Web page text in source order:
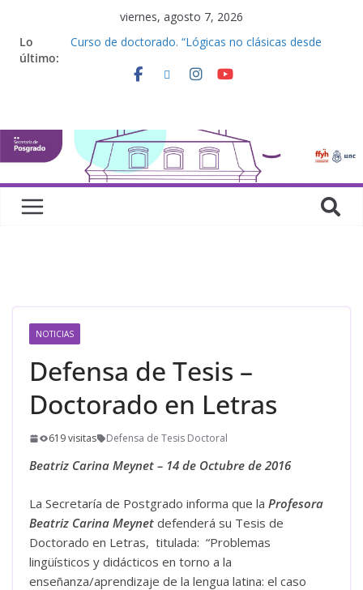
viernes, agosto 7, 2026
Lo
último:
Curso de doctorado. “Lógicas no clásicas desde
Seminario de posgrado. “Debates Actuales en
Curso de doctorado “Mirar, juzgar, sentir”
Defensas de Tesis y Trabajos Finales | Agosto
2026
NOTICIAS
Defensa de Tesis –
Doctorado en Letras
619 visitas Defensa de Tesis Doctoral
Beatriz Carina Meynet – 14 de Octubre de 2016
La Secretaría de Postgrado informa que la Profesora
Beatriz Carina Meynet defenderá su Tesis de
Doctorado en Letras, titulada: “Problemas
lingüísticos y didácticos en torno a la
enseñanza/aprendizaje de la lengua latina: el caso